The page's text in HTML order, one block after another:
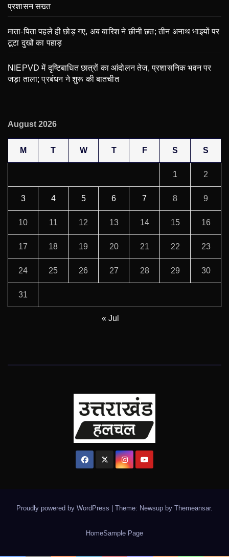
प्रशासन सख्त
माता-पिता पहले ही छोड़ गए, अब बारिश ने छीनी छत; तीन अनाथ भाइयों पर
टूटा दुखों का पहाड़
NIEPVD में दृष्टिबाधित छात्रों का आंदोलन तेज, प्रशासनिक भवन पर
जड़ा ताला; प्रबंधन ने शुरू की बातचीत
August 2026
M T W T F S S
1 2
3 4 5 6 7 8 9
10 11 12 13 14 15 16
17 18 19 20 21 22 23
24 25 26 27 28 29 30
31
« Jul
Proudly powered by WordPress Theme: Newsup by Themeansar.
HomeSample Page